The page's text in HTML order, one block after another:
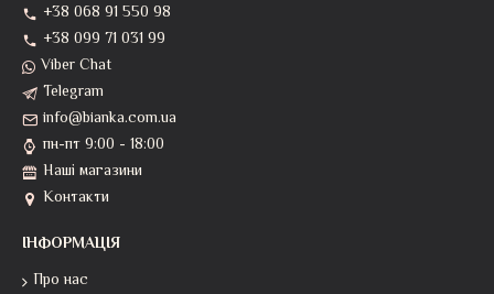
+38 068 91 550 98
+38 099 71 031 99
Viber Chat
Telegram
info@bianka.com.ua
пн-пт 9:00 - 18:00
Наші магазини
Контакти
ІНФОРМАЦІЯ
Про нас